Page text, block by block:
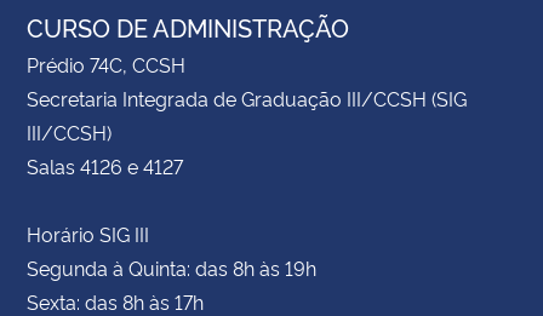
CURSO DE ADMINISTRAÇÃO
Prédio 74C, CCSH
Secretaria Integrada de Graduação III/CCSH (SIG
III/CCSH)
Salas 4126 e 4127
Horário SIG III
Segunda à Quinta: das 8h às 19h
Sexta: das 8h às 17h